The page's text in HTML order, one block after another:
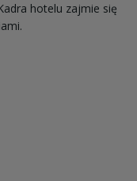
hotelu zajmie się